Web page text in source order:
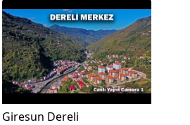
Giresun Dereli